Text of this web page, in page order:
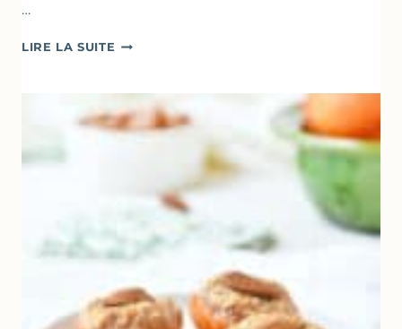
…
LIRE LA SUITE CAKE
COURGETTE,
HUILE
D’OLIVE